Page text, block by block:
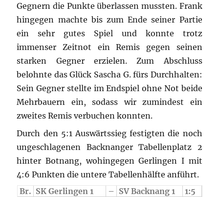
Gegnern die Punkte überlassen mussten. Frank
hingegen machte bis zum Ende seiner Partie
ein sehr gutes Spiel und konnte trotz
immenser Zeitnot ein Remis gegen seinen
starken Gegner erzielen. Zum Abschluss
belohnte das Glück Sascha G. fürs Durchhalten:
Sein Gegner stellte im Endspiel ohne Not beide
Mehrbauern ein, sodass wir zumindest ein
zweites Remis verbuchen konnten.
Durch den 5:1 Auswärtssieg festigten die noch
ungeschlagenen Backnanger Tabellenplatz 2
hinter Botnang, wohingegen Gerlingen I mit
4:6 Punkten die untere Tabellenhälfte anführt.
Br. SK Gerlingen 1 – SV Backnang 1 1:5